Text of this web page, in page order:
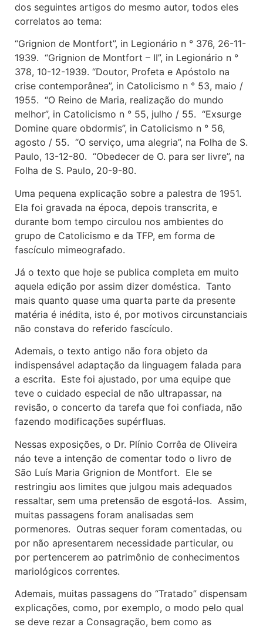
dos seguintes artigos do mesmo autor, todos eles
correlatos ao tema:
“Grignion de Montfort”, in Legionário n ° 376, 26-11-
1939. “Grignion de Montfort – II”, in Legionário n °
378, 10-12-1939. “Doutor, Profeta e Apóstolo na
crise contemporânea”, in Catolicismo n ° 53, maio /
1955. “O Reino de Maria, realização do mundo
melhor”, in Catolicismo n ° 55, julho / 55. “Exsurge
Domine quare obdormis”, in Catolicismo n ° 56,
agosto / 55. “O serviço, uma alegria”, na Folha de S.
Paulo, 13-12-80. “Obedecer de O. para ser livre”, na
Folha de S. Paulo, 20-9-80.
Uma pequena explicação sobre a palestra de 1951.
Ela foi gravada na época, depois transcrita, e
durante bom tempo circulou nos ambientes do
grupo de Catolicismo e da TFP, em forma de
fascículo mimeografado.
Já o texto que hoje se publica completa em muito
aquela edição por assim dizer doméstica. Tanto
mais quanto quase uma quarta parte da presente
matéria é inédita, isto é, por motivos circunstanciais
não constava do referido fascículo.
Ademais, o texto antigo não fora objeto da
indispensável adaptação da linguagem falada para
a escrita. Este foi ajustado, por uma equipe que
teve o cuidado especial de não ultrapassar, na
revisão, o concerto da tarefa que foi confiada, não
fazendo modificações supérfluas.
Nessas exposições, o Dr. Plínio Corrêa de Oliveira
náo teve a intenção de comentar todo o livro de
São Luís Maria Grignion de Montfort. Ele se
restringiu aos limites que julgou mais adequados
ressaltar, sem uma pretensão de esgotá-los. Assim,
muitas passagens foram analisadas sem
pormenores. Outras sequer foram comentadas, ou
por não apresentarem necessidade particular, ou
por pertencerem ao patrimônio de conhecimentos
mariológicos correntes.
Ademais, muitas passagens do “Tratado” dispensam
explicações, como, por exemplo, o modo pelo qual
se deve rezar a Consagração, bem como as